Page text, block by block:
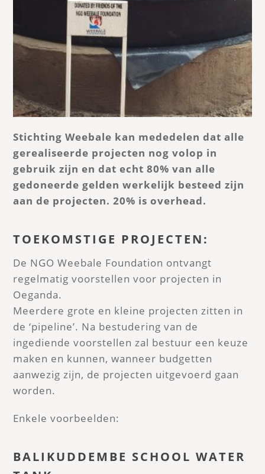
Stichting Weebale kan mededelen dat alle
gerealiseerde projecten nog volop in
gebruik zijn en dat echt 80% van alle
gedoneerde gelden werkelijk besteed zijn
aan de projecten. 20% is overhead.
TOEKOMSTIGE PROJECTEN:
De NGO Weebale Foundation ontvangt
regelmatig voorstellen voor projecten in
Oeganda.
Meerdere grote en kleine projecten zitten in
de ‘pipeline’. Na bestudering van de
ingediende voorstellen zal bestuur een keuze
maken en kunnen, wanneer budgetten
aanwezig zijn, de projecten uitgevoerd gaan
worden.
Enkele voorbeelden:
BALIKUDDEMBE SCHOOL WATER